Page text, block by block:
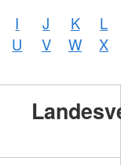
I J K
L
U V W
X